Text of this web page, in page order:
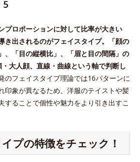
5
プロポーションに対して比率が大きい
き出されるのがフェイスタイプ。「顔の
、「目の縦横比」、「眉と目の間隔」の
大人顔、直線・曲線という軸で判断し
のフェイスタイプ理論では16パターンに
印象が異なるため、洋服のテイストや髪
することで個性や魅力をより引き出すこ
プの特徴をチェック！